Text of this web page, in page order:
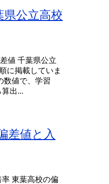
県公立高校
値 千葉県公立
に掲載していま
数値で、学習
出...
差値と入
東葉高校の偏